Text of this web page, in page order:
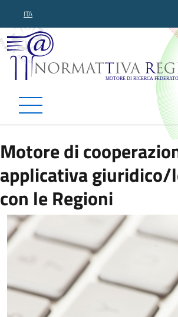
ITA
Normattiva
Motore di
applicativa
con le Regioni